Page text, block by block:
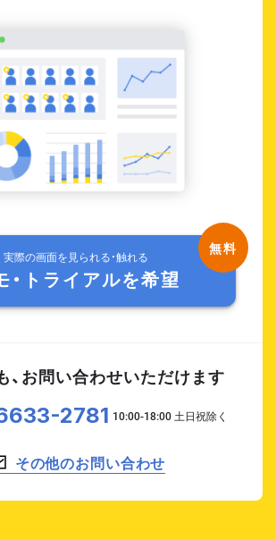
実際の画面を見られる・触れる
・トライアルを希望
、お問い合わせいただけます
2781
その他のお問い合わせ